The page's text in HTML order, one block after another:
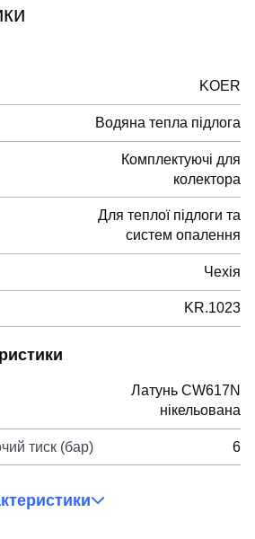
KOER
Водяна тепла підлога
Комплектуючі для
колектора
Для теплої підлоги та
систем опалення
Чехія
KR.1023
Латунь CW617N
нікельована
тиск (бар) 6